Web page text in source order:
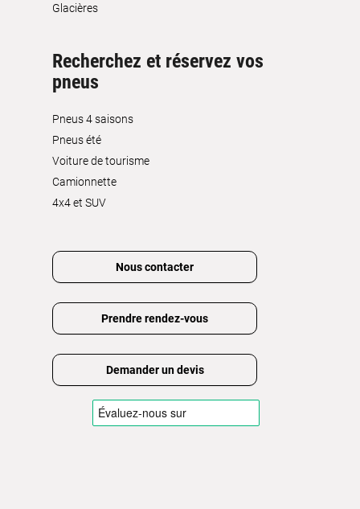
Glacières
Recherchez et réservez vos
pneus
Pneus 4 saisons
Pneus été
Voiture de tourisme
Camionnette
4x4 et SUV
Nous contacter
Prendre rendez-vous
Demander un devis